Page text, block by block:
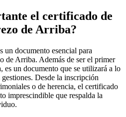
el certificado de
de Arriba?
un documento esencial para
de Arriba. Además de ser el primer
es un documento que se utilizará a lo
Desde la inscripción
o de herencia, el certificado
imprescindible que respalda la